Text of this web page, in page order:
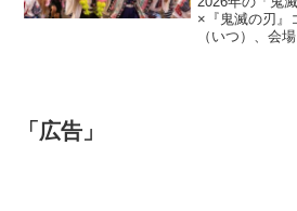
×『鬼滅の刃』
（いつ）、会
「広告」